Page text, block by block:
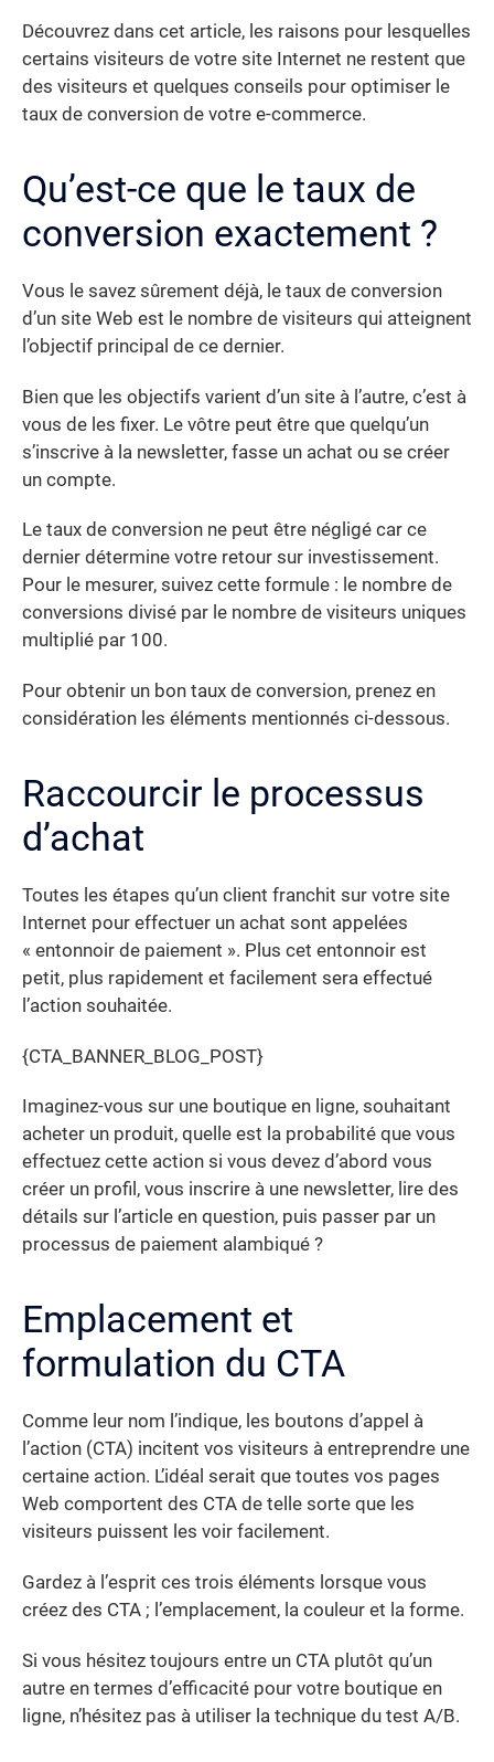
Découvrez dans cet article, les raisons pour lesquelles
certains visiteurs de votre site Internet ne restent que
des visiteurs et quelques conseils pour optimiser le
taux de conversion de votre e-commerce.
Qu’est-ce que le taux de
conversion exactement ?
Vous le savez sûrement déjà, le taux de conversion
d’un site Web est le nombre de visiteurs qui atteignent
l’objectif principal de ce dernier.
Bien que les objectifs varient d’un site à l’autre, c’est à
vous de les fixer. Le vôtre peut être que quelqu’un
s’inscrive à la newsletter, fasse un achat ou se créer
un compte.
Le taux de conversion ne peut être négligé car ce
dernier détermine votre retour sur investissement.
Pour le mesurer, suivez cette formule : le nombre de
conversions divisé par le nombre de visiteurs uniques
multiplié par 100.
Pour obtenir un bon taux de conversion, prenez en
considération les éléments mentionnés ci-dessous.
Raccourcir le processus
d’achat
Toutes les étapes qu’un client franchit sur votre site
Internet pour effectuer un achat sont appelées
« entonnoir de paiement ». Plus cet entonnoir est
petit, plus rapidement et facilement sera effectué
l’action souhaitée.
{CTA_BANNER_BLOG_POST}
Imaginez-vous sur une boutique en ligne, souhaitant
acheter un produit, quelle est la probabilité que vous
effectuez cette action si vous devez d’abord vous
créer un profil, vous inscrire à une newsletter, lire des
détails sur l’article en question, puis passer par un
processus de paiement alambiqué ?
Emplacement et
formulation du CTA
Comme leur nom l’indique, les boutons d’appel à
l’action (CTA) incitent vos visiteurs à entreprendre une
certaine action. L’idéal serait que toutes vos pages
Web comportent des CTA de telle sorte que les
visiteurs puissent les voir facilement.
Gardez à l’esprit ces trois éléments lorsque vous
créez des CTA ; l’emplacement, la couleur et la forme.
Si vous hésitez toujours entre un CTA plutôt qu’un
autre en termes d’efficacité pour votre boutique en
ligne, n’hésitez pas à utiliser la technique du test A/B.